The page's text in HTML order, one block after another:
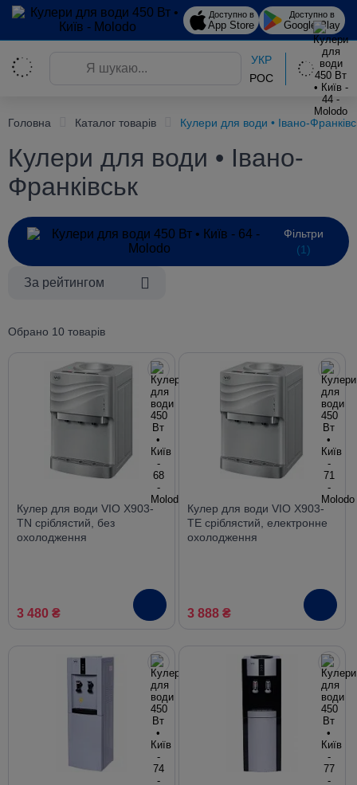
Доступно в
App Store
Доступно в
Google Play
УКР
РОС
Головна Каталог товарів Кулери для води • Івано-
Кулери для води • Івано-
Франківськ
Фільтри
(1)
За рейтингом
Обрано 10 товарів
Кулер для води VIO X903-
TN сріблястий, без
охолодження
3 480 ₴
Кулер для води VIO X903-
TE сріблястий, електронне
охолодження
3 888 ₴